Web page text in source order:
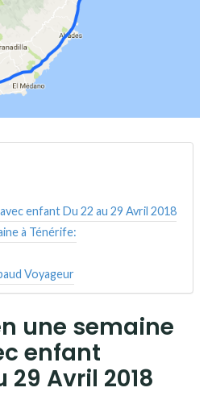
enfant Du 22 au 29 Avril 2018
à Ténérife:
Voyageur
une semaine
enfant
29 Avril 2018